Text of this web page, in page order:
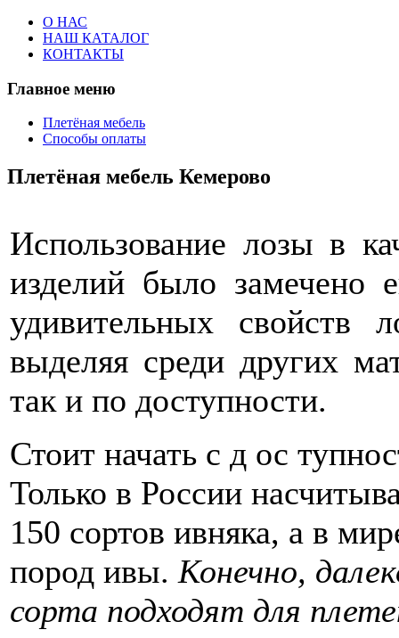
О НАС
НАШ КАТАЛОГ
КОНТАКТЫ
Главное меню
Плетёная мебель
Способы оплаты
Плетёная мебель Кемерово
Использование лозы в
изделий было замечено
удивительных свойств
выделяя среди других
так и по доступности.
Стоит начать с д ос
Только в России
150 сортов ивняка, а в
пород ивы. Конечно,
сорта подходят для